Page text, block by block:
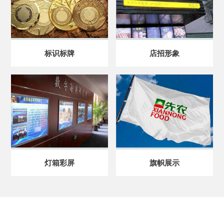
标识标牌 店招形象
灯箱彩屏 旗帜展示